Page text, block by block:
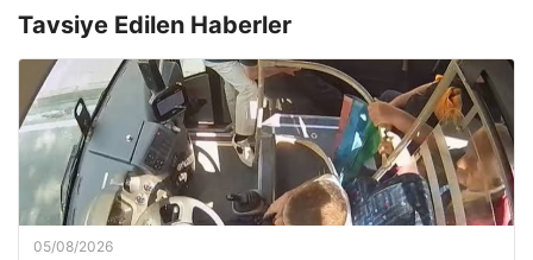
Tavsiye Edilen Haberler
05/08/2026